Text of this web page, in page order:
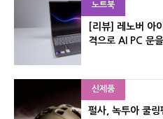
노트북
[리뷰] 레노버 아
격으로 AI PC 문
신제품
펄사, 녹투아 쿨링